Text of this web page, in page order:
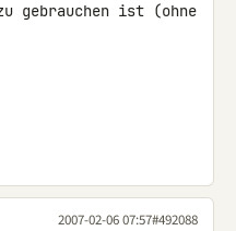
gebrauchen ist (ohne
2007-02-06 07:57#492088